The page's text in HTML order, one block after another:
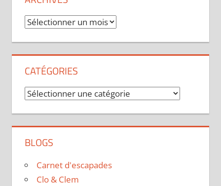
Archives
CATÉGORIES
Catégories
BLOGS
Carnet d'escapades
Clo & Clem